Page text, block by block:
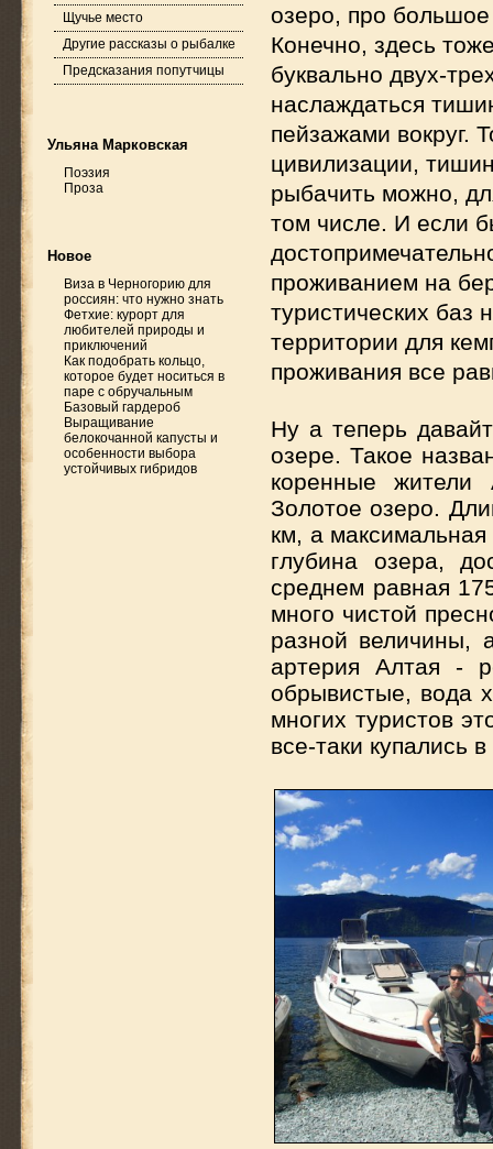
Щучье место
Другие рассказы о рыбалке
Предсказания попутчицы
Ульяна Марковская
Поэзия
Проза
Новое
Виза в Черногорию для
россиян: что нужно знать
Фетхие: курорт для
любителей природы и
приключений
Как подобрать кольцо,
которое будет носиться в
паре с обручальным
Базовый гардероб
Выращивание
белокочанной капусты и
особенности выбора
устойчивых гибридов
озеро, про большое
Конечно, здесь
буквально двух-
наслаждаться
пейзажами вокруг.
цивилизации,
рыбачить можно,
том числе. И если
проживанием на
туристических баз
территории для
проживания все
Ну а теперь
озере. Такое
коренные жители
Золотое озеро.
км, а
глубина озера,
среднем равная
много чистой
разной величины,
артерия Алтая -
обрывистые, вода
многих туристов
все-таки купались